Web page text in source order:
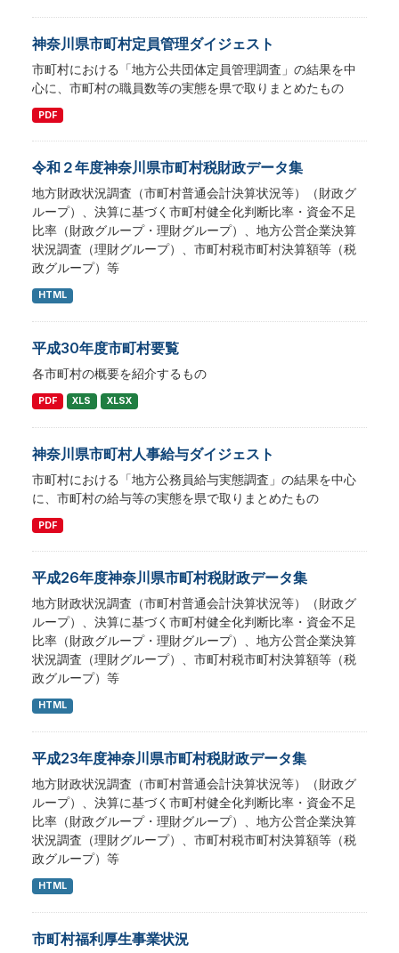
神奈川県市町村定員管理ダイジェスト
市町村における「地方公共団体定員管理調査」の結果を中
心に、市町村の職員数等の実態を県で取りまとめたもの
PDF
令和２年度神奈川県市町村税財政データ集
地方財政状況調査（市町村普通会計決算状況等）（財政グ
ループ）、決算に基づく市町村健全化判断比率・資金不足
比率（財政グループ・理財グループ）、地方公営企業決算
状況調査（理財グループ）、市町村税市町村決算額等（税
政グループ）等
HTML
平成30年度市町村要覧
各市町村の概要を紹介するもの
PDF XLS XLSX
神奈川県市町村人事給与ダイジェスト
市町村における「地方公務員給与実態調査」の結果を中心
に、市町村の給与等の実態を県で取りまとめたもの
PDF
平成26年度神奈川県市町村税財政データ集
地方財政状況調査（市町村普通会計決算状況等）（財政グ
ループ）、決算に基づく市町村健全化判断比率・資金不足
比率（財政グループ・理財グループ）、地方公営企業決算
状況調査（理財グループ）、市町村税市町村決算額等（税
政グループ）等
HTML
平成23年度神奈川県市町村税財政データ集
地方財政状況調査（市町村普通会計決算状況等）（財政グ
ループ）、決算に基づく市町村健全化判断比率・資金不足
比率（財政グループ・理財グループ）、地方公営企業決算
状況調査（理財グループ）、市町村税市町村決算額等（税
政グループ）等
HTML
市町村福利厚生事業状況